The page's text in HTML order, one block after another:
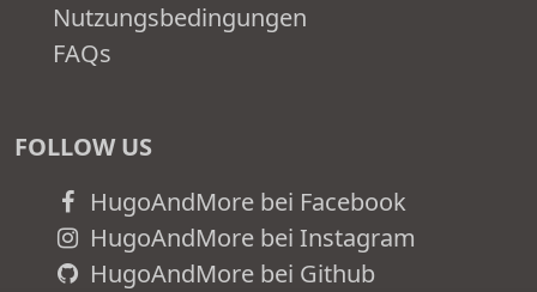
Nutzungsbedingungen
FAQs
FOLLOW US
HugoAndMore bei Facebook
HugoAndMore bei Instagram
HugoAndMore bei Github